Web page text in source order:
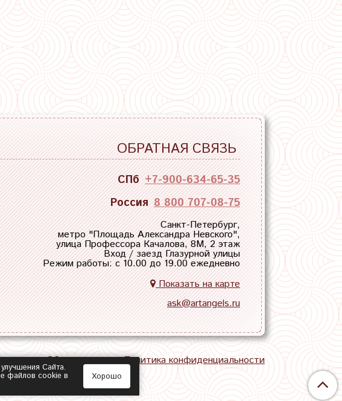
ОБРАТНАЯ СВЯЗЬ
СПб +7-900-634-65-35
Россия 8 800 707-08-75
Санкт-Петербург,
метро "Площадь Александра Невского",
улица Профессора Качалова, 8М, 2 этаж
Вход / заезд Глазурной улицы
Режим работы: с 10.00 до 19.00 ежедневно
Показать на карте
ask@artangels.ru
Обратная связь Политика конфиденциальности
Сайта.
файлов cookie в Хорошо